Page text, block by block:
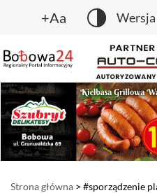
+Aa Wersja
Strona główna > #sporządzenie